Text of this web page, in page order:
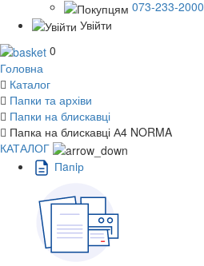
073-233-2000
Увійти
0
Головна
Каталог
Папки та архіви
Папки на блискавці
Папка на блискавці А4 NORMA
КАТАЛОГ
Пaпiр